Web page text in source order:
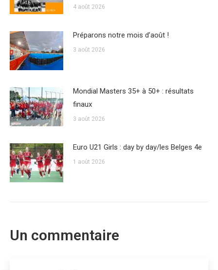
4 août 2026
Préparons notre mois d’août !
3 août 2026
Mondial Masters 35+ à 50+ : résultats
finaux
3 août 2026
Euro U21 Girls : day by day/les Belges 4e
1 août 2026
Un commentaire